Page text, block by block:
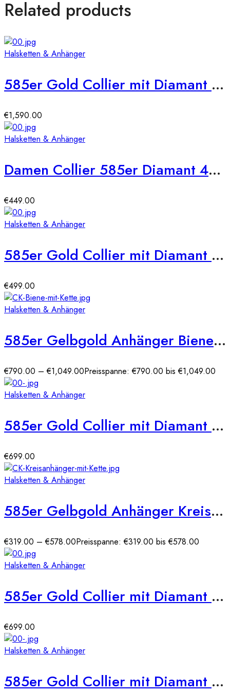
Related products
Halsketten & Anhänger
585er Gold Collier mit Diamant 0,35ct. Anhänger Zargenfassung
€1,590.00
Halsketten & Anhänger
Damen Collier 585er Diamant 42cm Gold Kette Schmuck Kettenanhänger
€449.00
Halsketten & Anhänger
585er Gold Collier mit Diamant 0,10ct. Anhänger Solitär 4er Krappe
€499.00
Halsketten & Anhänger
585er Gelbgold Anhänger Biene mit Diamanten
€790.00 –€1,049.00Preisspanne: €790.00 bis €1,049.00
Halsketten & Anhänger
585er Gold Collier mit Diamant 0,15ct. Anhänger Solitär 6er Krappe
€699.00
Halsketten & Anhänger
585er Gelbgold Anhänger Kreis mit Diamanten
€319.00 –€578.00Preisspanne: €319.00 bis €578.00
Halsketten & Anhänger
585er Gold Collier mit Diamant 0,15ct. Anhänger Solitär 4er Krappe
€699.00
Halsketten & Anhänger
585er Gold Collier mit Diamant 0,25ct. Anhänger 6er Krappe